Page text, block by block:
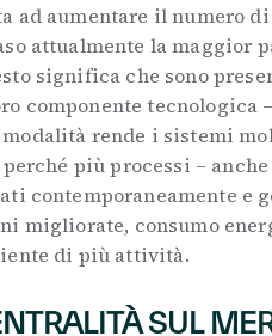
ad aumentare il numero
attualmente la maggior
significa che sono
componente tecnologica
rende i sistemi
più processi –
contemporaneamente e
migliorate, consumo
di più attività.
SUL